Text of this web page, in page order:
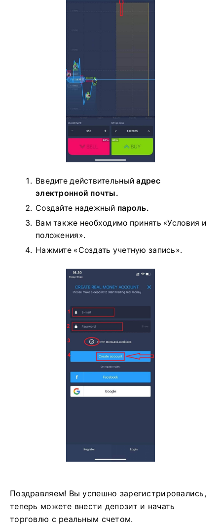
Введите действительныйадрес
электронной почты.
Создайте надежный пароль.
Вам также необходимо принять «Условия и
положения».
Нажмите «Создать учетную запись».
Поздравляем! Вы успешно зарегистрировались,
теперь можете внести депозит и начать
торговлю с реальным счетом.